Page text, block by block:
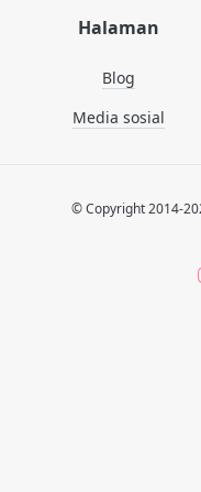
Halaman
Blog
Media sosial
© Copyright 2014-